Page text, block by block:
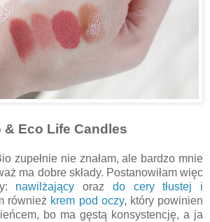
& Eco Life Candles
zupełnie nie znałam, ale bardzo mnie
ma dobre składy. Postanowiłam więc
nawilżający oraz do cery tłustej i
również krem pod oczy, który powinien
bo ma gęstą konsystencję, a ja